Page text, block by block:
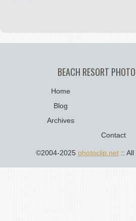
BEACH RESORT
Home
Blog
Archives
Contact
©2004-2025 photoclip.net:: All